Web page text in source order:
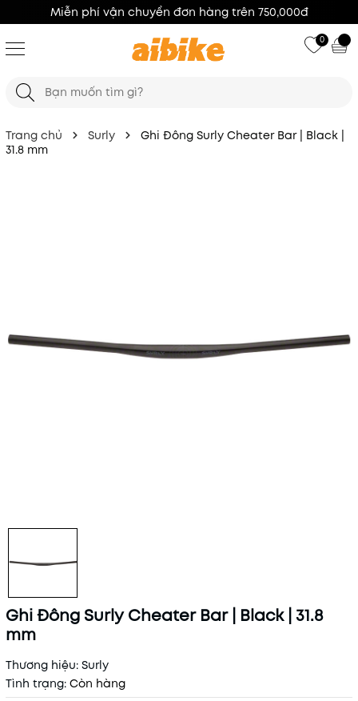
100% Hàng Chính Hãng
0
Trang chủ Surly
Ghi Đông Surly Cheater Bar | Black |
31.8 mm
Ghi Đông Surly Cheater Bar | Black | 31.8
mm
Thương hiệu: Surly
Tình trạng: Còn hàng